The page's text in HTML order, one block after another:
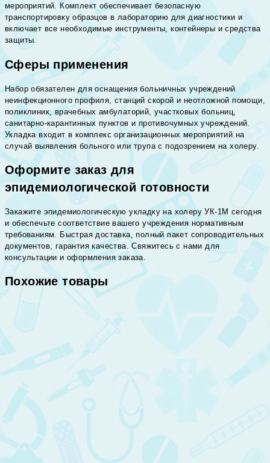
мероприятий. Комплект обеспечивает безопасную
транспортировку образцов в лабораторию для диагностики и
включает все необходимые инструменты, контейнеры и средства
защиты.
Сферы применения
Набор обязателен для оснащения больничных учреждений
неинфекционного профиля, станций скорой и неотложной помощи,
поликлиник, врачебных амбулаторий, участковых больниц,
санитарно-карантинных пунктов и противочумных учреждений.
Укладка входит в комплекс организационных мероприятий на
случай выявления больного или трупа с подозрением на холеру.
Оформите заказ для
эпидемиологической готовности
Закажите эпидемиологическую укладку на холеру УК-1М сегодня
и обеспечьте соответствие вашего учреждения нормативным
требованиям. Быстрая доставка, полный пакет сопроводительных
документов, гарантия качества. Свяжитесь с нами для
консультации и оформления заказа.
Похожие товары